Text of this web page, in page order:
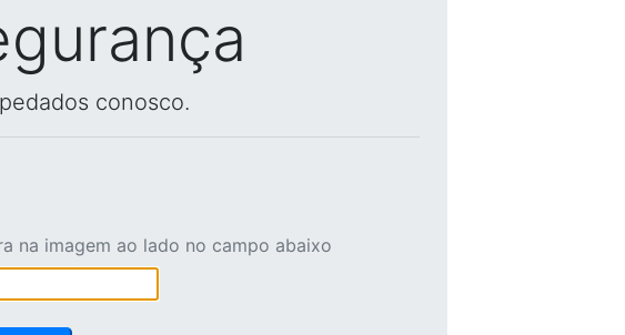
conosco.
na imagem ao lado no campo abaixo